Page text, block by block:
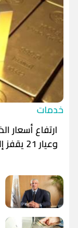
خدمات
وعيار 21 يقفز إلى 5960 جنيهًا